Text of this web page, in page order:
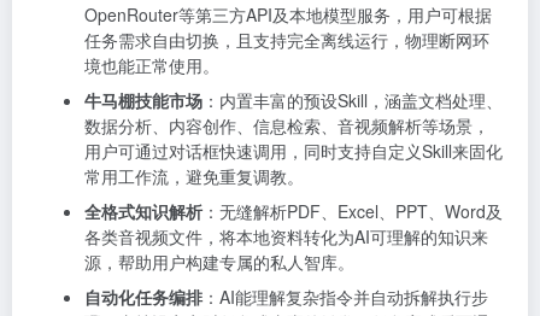
OpenRouter等第三方API及本地模型服务，用户可根据
任务需求自由切换，且支持完全离线运行，物理断网环
境也能正常使用。
牛马棚技能市场 ：内置丰富的预设Skill，涵盖文档处理、
数据分析、内容创作、信息检索、音视频解析等场景，
用户可通过对话框快速调用，同时支持自定义Skill来固化
常用工作流，避免重复调教。
全格式知识解析 ：无缝解析PDF、Excel、PPT、Word及
各类音视频文件，将本地资料转化为AI可理解的知识来
源，帮助用户构建专属的私人智库。
自动化任务编排 ：AI能理解复杂指令并自动拆解执行步